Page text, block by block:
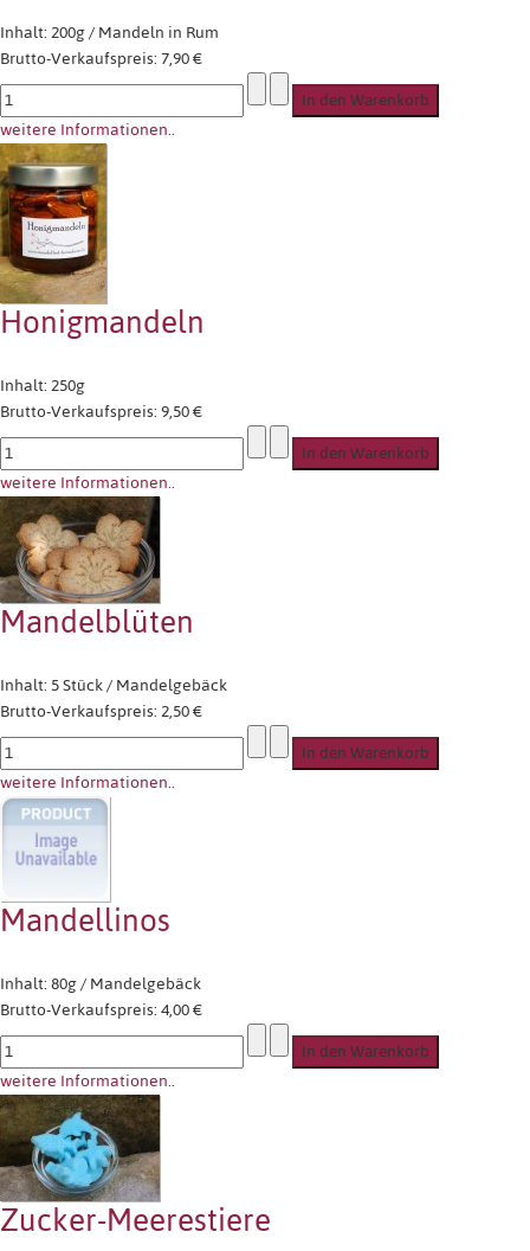
Inhalt: 200g / Mandeln in Rum
Brutto-Verkaufspreis:7,90 €
weitere Informationen..
Honigmandeln
Inhalt: 250g
Brutto-Verkaufspreis:9,50 €
weitere Informationen..
Mandelblüten
Inhalt: 5 Stück / Mandelgebäck
Brutto-Verkaufspreis:2,50 €
weitere Informationen..
Mandellinos
Inhalt: 80g / Mandelgebäck
Brutto-Verkaufspreis:4,00 €
weitere Informationen..
Zucker-Meerestiere